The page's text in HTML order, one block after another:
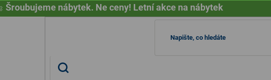
Šroubujeme nábytek. Ne ceny! Letní akce na nábytek